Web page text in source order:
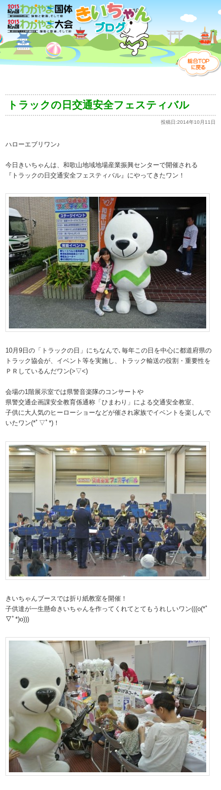
トラックの日交通安全フェスティバル
投稿日:2014年10月11日
ハローエブリワン♪
今日きいちゃんは、和歌山地域地場産業振興センターで開催される
『トラックの日交通安全フェスティバル』にやってきたワン！
10月9日の「トラックの日」にちなんで､毎年この日を中心に都道府県の
トラック協会が、イベント等を実施し、トラック輸送の役割・重要性を
ＰＲしているんだワン(>▽<)
会場の1階展示室では県警音楽隊のコンサートや
県警交通企画課安全教育係通称「ひまわり」による交通安全教室、
子供に大人気のヒーローショーなどが催され家族でイベントを楽しんで
いたワン(*ﾟ▽ﾟ*)！
きいちゃんブースでは折り紙教室を開催！
子供達が一生懸命きいちゃんを作ってくれてとてもうれしいワン(((o(*ﾟ
▽ﾟ*)o)))